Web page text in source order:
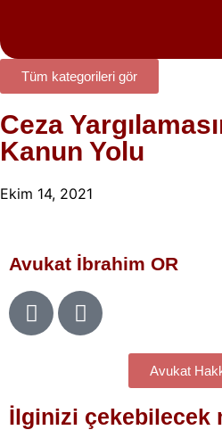
Tüm kategorileri gör
Ceza
Kanun Yolu
Ekim 14, 2021
Avukat İbrahim OR
Avukat
İlginizi çekebilecek